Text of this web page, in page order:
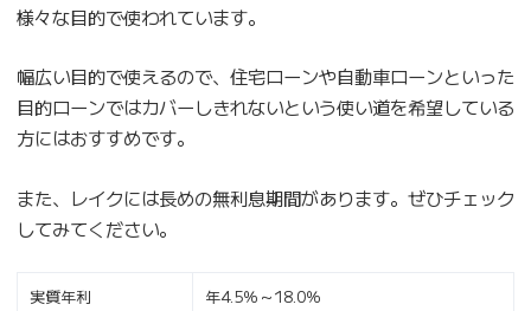
様々な目的で使われています。
幅広い目的で使えるので、住宅ローンや自動車ローンといった
目的ローンではカバーしきれないという使い道を希望している
方にはおすすめです。
また、レイクには長めの無利息期間があります。ぜひチェック
してみてください。
実質年利 年4.5％～18.0％